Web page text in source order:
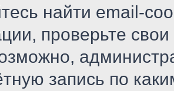
найти email-
проверьте
запись по